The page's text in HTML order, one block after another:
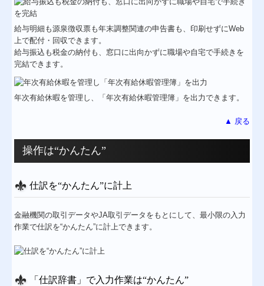
給与明細も源泉徴収票も年末調整関連の申告書も、印刷せずにWeb
上で配付・回収できます。
給与振込も税金の納付も、窓口に出向かずに職場や自宅で手続きを
完結できます。
年次有給休暇を管理し、「年次有給休暇管理簿」を出力できます。
▲ 戻る
操作は“かんたん”
仕訳を“かんたん”に計上
金融機関の取引データやJA取引データをもとにして、最小限の入力
作業で仕訳を“かんたん”に計上できます。
「仕訳辞書」で入力作業は“かんたん”